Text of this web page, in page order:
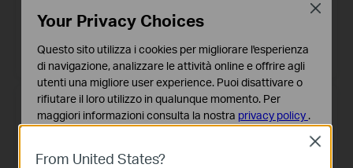
Archer TX10E
Bluetooth 5.3 con adattatore
PCIe
Archer T4E
AC1200 PCI-E
From United States?
Close
Your Privacy Choices
Questo sito utilizza i cookies per migliorare l'esperienza
di navigazione, analizzare le attività online e offrire agli
utenti una migliore user experience. Puoi disattivare o
rifiutare il loro utilizzo in qualunque momento. Per
maggiori informazioni consulta la nostra privacy policy .
Questi cookies sono necessari per il corretto
Close